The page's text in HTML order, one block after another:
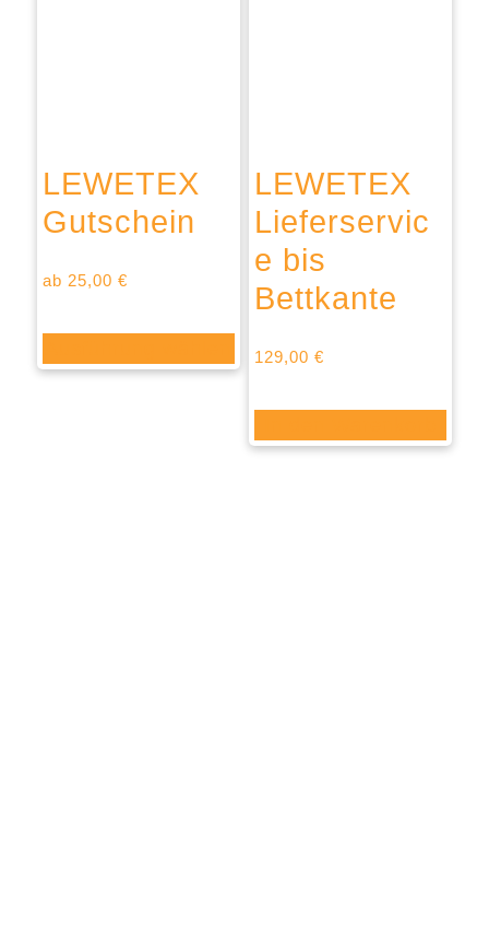
LEWETEX
Gutschein
ab 25,00 €
LEWETEX
Lieferservic
e bis
Bettkante
129,00 €